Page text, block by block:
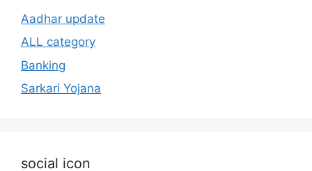
Aadhar update
ALL category
Banking
Sarkari Yojana
social icon